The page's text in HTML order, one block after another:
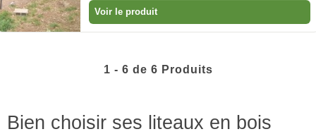
Voir le produit
1 - 6 de 6 Produits
Bien choisir ses liteaux en bois